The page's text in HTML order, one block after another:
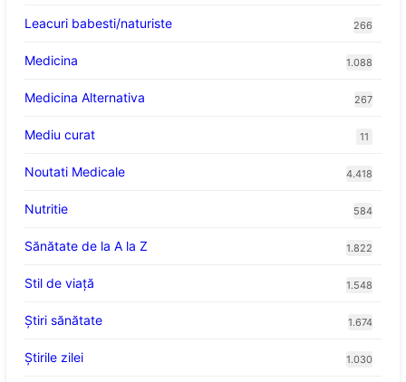
Leacuri babesti/naturiste 266
Medicina 1.088
Medicina Alternativa 267
Mediu curat 11
Noutati Medicale 4.418
Nutritie 584
Sănătate de la A la Z 1.822
Stil de viaţă 1.548
Ştiri sănătate 1.674
Știrile zilei 1.030